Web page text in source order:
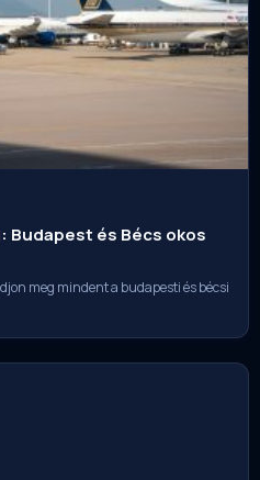
Budapest és Bécs okos
meg mindent a budapesti és bécsi